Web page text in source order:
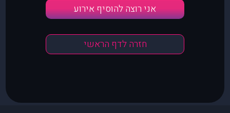
אני רוצה להוסיף אירוע
חזרה לדף הראשי